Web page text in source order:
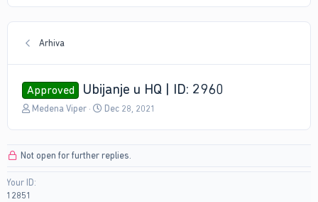
Arhiva
Approved Ubijanje u HQ | ID: 2960
T
a
s
Medena Viper
S
t
Dec 28, 2021
Not open for further replies.
Your ID
12851